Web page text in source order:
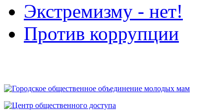
Экстремизму - нет!
Против коррупции